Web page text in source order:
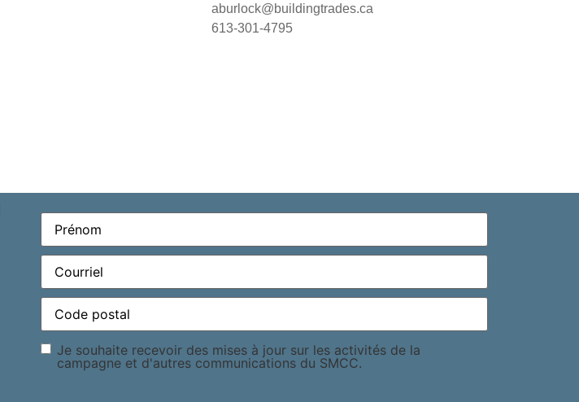
aburlock@buildingtrades.ca
613-301-4795
Prénom(Required)
Courriel(Required)
Code
postal(Required)
Consentement
Je souhaite recevoir des mises à jour sur les activités de la
campagne et d'autres communications du SMCC.